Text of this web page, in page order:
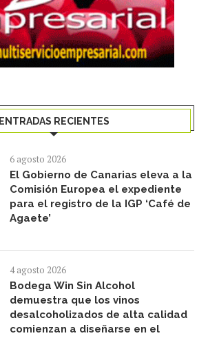
ENTRADAS RECIENTES
6 agosto 2026
El Gobierno de Canarias eleva a la
Comisión Europea el expediente
para el registro de la IGP ‘Café de
Agaete’
4 agosto 2026
Bodega Win Sin Alcohol
demuestra que los vinos
desalcoholizados de alta calidad
comienzan a diseñarse en el